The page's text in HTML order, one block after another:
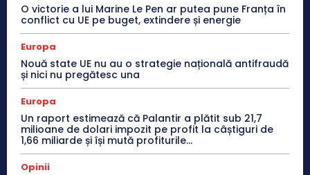
O victorie a lui Marine Le Pen ar putea pune Franța în
conflict cu UE pe buget, extindere și energie
Europa
Nouă state UE nu au o strategie națională antifraudă
și nici nu pregătesc una
Europa
Un raport estimează că Palantir a plătit sub 21,7
milioane de dolari impozit pe profit la câștiguri de
1,66 miliarde și își mută profiturile...
Opinii